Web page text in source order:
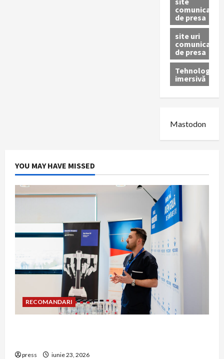
comunicate
de presa
site uri
comunicate
de presa
Tehnologie
imersivă
Mastodon
YOU MAY HAVE MISSED
RECOMANDARI
press iunie 23, 2026